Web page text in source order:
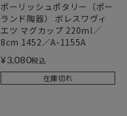
ポーリッシュポタリー（ポー
ランド陶器） ボレスワヴィ
エツ マグカップ 220ml／
8cm 1452／A-1155A
¥3,080税込
在庫切れ